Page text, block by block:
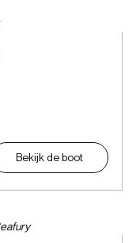
Bekijk de boot